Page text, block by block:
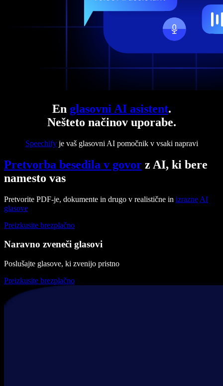
En glasovni AI asistent.
Nešteto načinov uporabe.
Speechifyje vaš glasovni AI pomočnik v vsaki napravi
Pretvorba besedila v govor z AI, ki bere
namesto vas
Pretvorite PDF-je, dokumente in drugo v realistične in izrazne AI
glasove
Preizkusite brezplačno
Naravno zveneči glasovi
Poslušajte glasove, ki zvenijo pristno
Preizkusite brezplačno